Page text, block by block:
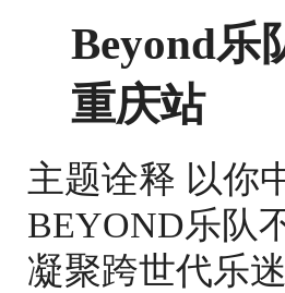
Beyond乐
重庆站
主题诠释 以你
BEYOND乐队
凝聚跨世代乐